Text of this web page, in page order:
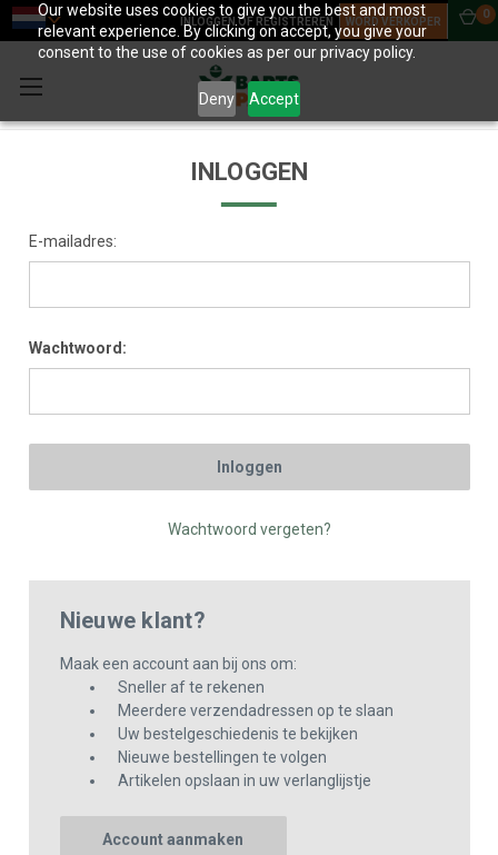
Our website uses cookies to give you the best and most
relevant experience. By clicking on accept, you give your
consent to the use of cookies as per our privacy policy.
Deny Accept
INLOGGEN OF REGISTREREN WORD VERKOPER
0
INLOGGEN
E-mailadres:
Wachtwoord:
Wachtwoord vergeten?
Nieuwe klant?
Maak een account aan bij ons om:
Sneller af te rekenen
Meerdere verzendadressen op te slaan
Uw bestelgeschiedenis te bekijken
Nieuwe bestellingen te volgen
Artikelen opslaan in uw verlanglijstje
Account aanmaken